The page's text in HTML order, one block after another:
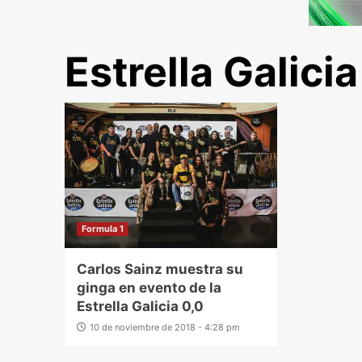
Estrella
Formula 1
Carlos Sainz muestra su
ginga en evento de la
Estrella Galicia 0,0
10 de noviembre de 2018 - 4:28 pm